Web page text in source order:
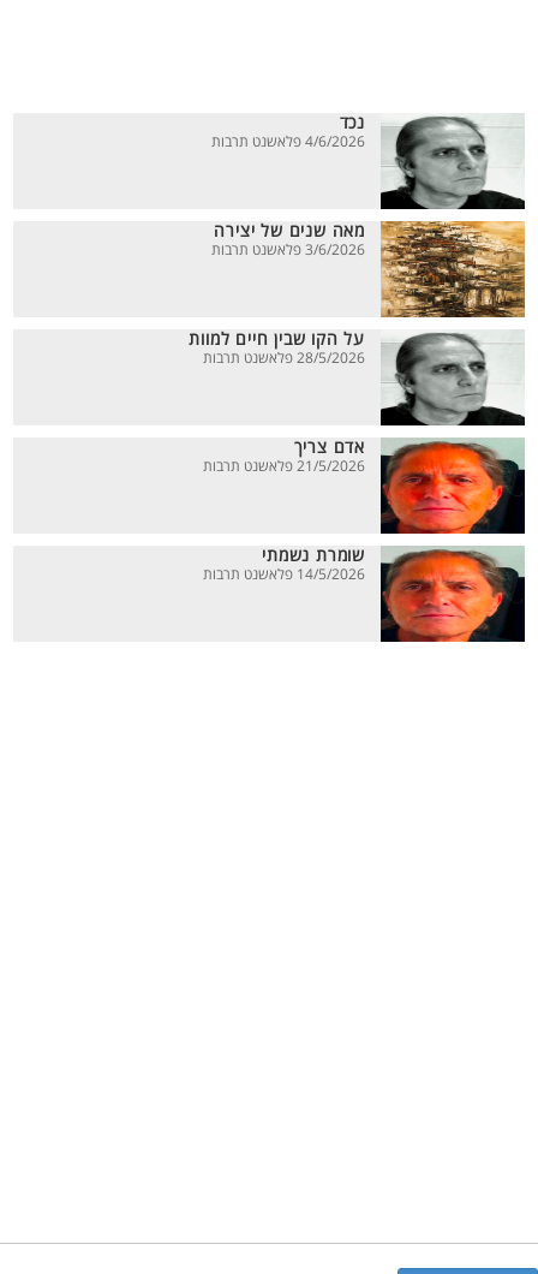
נכד
4/6/2026 פלאשנט תרבות
מאה שנים של יצירה
3/6/2026 פלאשנט תרבות
על הקו שבין חיים למוות
28/5/2026 פלאשנט תרבות
אדם צריך
21/5/2026 פלאשנט תרבות
שומרת נשמתי
14/5/2026 פלאשנט תרבות